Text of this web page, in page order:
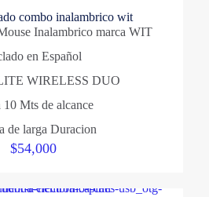
combo inalambrico wit
Inalambrico marca WIT
en Español
WIRELESS DUO
10 Mts de alcance
de larga Duracion
$54,000